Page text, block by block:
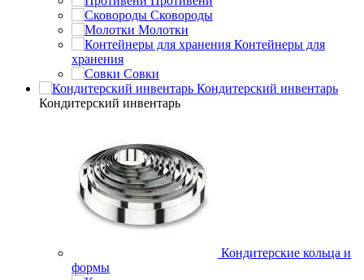
Сковороды
Молотки
Контейнеры для
хранения
Совки
Кондитерский инвентарь
Кондитерский инвентарь
Кондитерские кольца и
формы